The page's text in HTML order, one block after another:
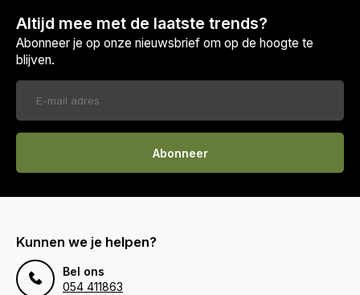
Altijd mee met de laatste trends?
Abonneer je op onze nieuwsbrief om op de hoogte te
blijven.
Abonneer
Kunnen we je helpen?
Bel ons
054 411863